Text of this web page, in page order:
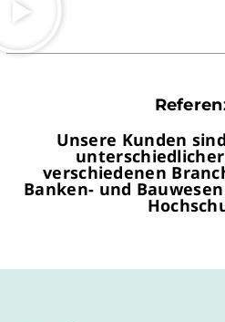
Unsere Kunden
verschiedenen
Banken- und